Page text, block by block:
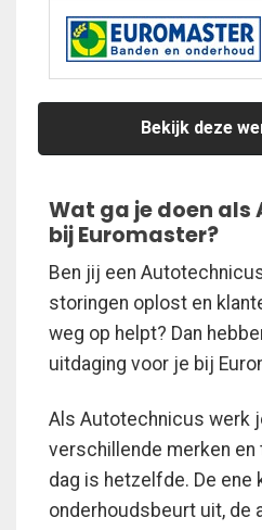
Bekijk deze
Wat ga je doen
bij Euromaster?
Ben jij een
storingen oplost en
weg op helpt? Dan
uitdaging voor je bij
Als Autotechnicus werk
verschillende merken en
dag is hetzelfde. De ene
onderhoudsbeurt uit, de